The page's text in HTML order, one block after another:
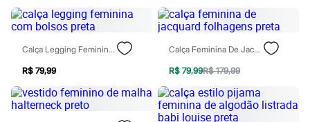
Minecraft
Naruto
Patrulha Canina
Sonic
Stitch
Beleza
Kits
Perfumes árabes
Novidades
Calça Legging Feminina Com Bolsos Preta
R$ 79,99
Calça Feminina De Jacquard Folhagens Preta
R$ 79,99R$ 179,99